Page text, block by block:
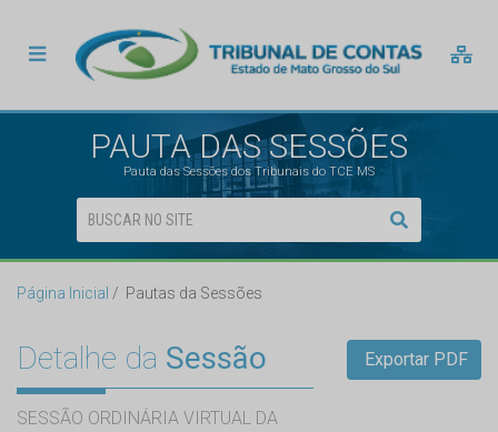
PAUTA DAS SESSÕES
Pauta das Sessões dos Tribunais do TCE MS
Página Inicial Pautas da Sessões
Detalhe da Sessão
SESSÃO ORDINÁRIA VIRTUAL DA
Exportar PDF